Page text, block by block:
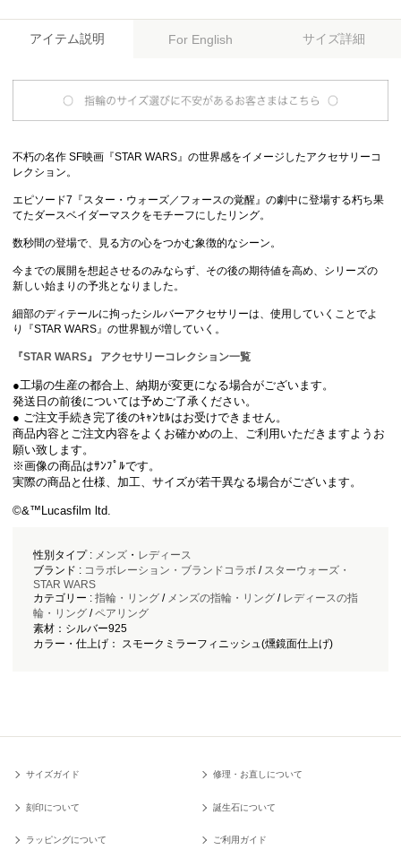
アイテム説明 For English サイズ詳細
不朽の名作 SF映画『STAR WARS』の世界感をイメージしたアクセサリーコ
レクション。
エピソード7『スター・ウォーズ／フォースの覚醒』の劇中に登場する朽ち果
てたダースベイダーマスクをモチーフにしたリング。
数秒間の登場で、見る方の心をつかむ象徴的なシーン。
今までの展開を想起させるのみならず、その後の期待値を高め、シリーズの
新しい始まりの予兆となりました。
細部のディテールに拘ったシルバーアクセサリーは、使用していくことでよ
り『STAR WARS』の世界観が増していく。
『STAR WARS』 アクセサリーコレクション一覧
●工場の生産の都合上、納期が変更になる場合がございます。
発送日の前後については予めご了承ください。
● ご注文手続き完了後のｷｬﾝｾﾙはお受けできません。
商品内容とご注文内容をよくお確かめの上、ご利用いただきますようお
願い致します。
※画像の商品はｻﾝﾌﾟﾙです。
実際の商品と仕様、加工、サイズが若干異なる場合がございます。
©&™Lucasfilm ltd.
性別タイプ : メンズ・ レディース
ブランド : コラボレーション・ブランドコラボ / スターウォーズ・
STAR WARS
カテゴリー : 指輪・リング/ メンズの指輪・リング/ レディースの指
輪・リング/ペアリング
素材：シルバー925
カラー・仕上げ： スモークミラーフィニッシュ(燻鏡面仕上げ)
サイズガイド 修理・お直しについて
刻印について 誕生石について
ラッピングについて ご利用ガイド